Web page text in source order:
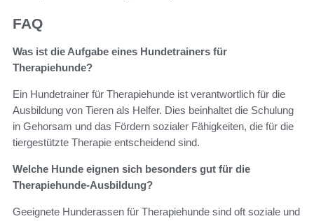
FAQ
Was ist die Aufgabe eines Hundetrainers für
Therapiehunde?
Ein Hundetrainer für Therapiehunde ist verantwortlich für die
Ausbildung von Tieren als Helfer. Dies beinhaltet die Schulung
in Gehorsam und das Fördern sozialer Fähigkeiten, die für die
tiergestützte Therapie entscheidend sind.
Welche Hunde eignen sich besonders gut für die
Therapiehunde-Ausbildung?
Geeignete Hunderassen für Therapiehunde sind oft soziale und